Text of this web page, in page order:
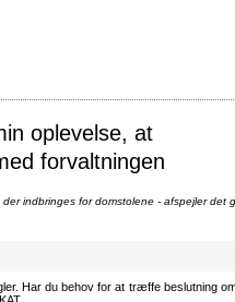
oplevelse, at
forvaltningen
indbringes for domstolene - afspejler det
Har du behov for at træffe beslutning